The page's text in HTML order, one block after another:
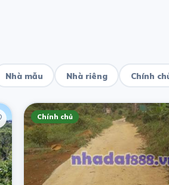
Nhà mẫu Nhà riêng Chính
Chính chủ